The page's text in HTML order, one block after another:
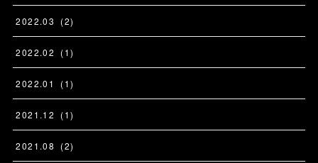
2022.03 (2)
2022.02 (1)
2022.01 (1)
2021 .12 (1)
2021 .08 (2)